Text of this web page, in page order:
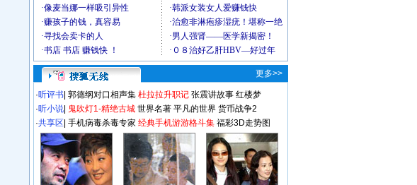
更多>>
·听评书 郭德纲对口相声集 杜拉拉升职记 张震讲故事 红楼梦
·听小说 鬼吹灯1-精绝古城 世界名著 平凡的世界 货币战争2
·共享区 手机病毒杀毒专家 经典手机游游格斗集 福彩3D走势图